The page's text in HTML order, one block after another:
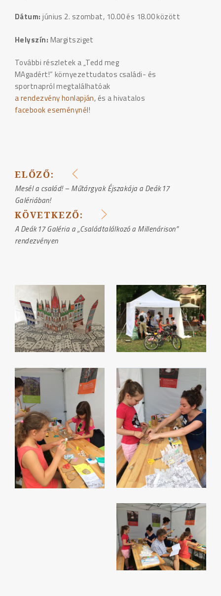
Dátum:június 2. szombat, 10.00 és 18.00 között
Helyszín: Margitsziget
További részletek a „Tedd meg
MAgadért!” környezettudatos családi- és
sportnapról megtalálhatóak
a rendezvény honlapján, és a hivatalos
facebook eseménynél!
BEJEGYZÉS
NAVIGÁCIÓ
ELŐZŐ:
Mesél a család! – Műtárgyak Éjszakája a Deák17
Galériában!
KÖVETKEZŐ:
A Deák17 Galéria a „Családtalálkozó a Millenárison”
rendezvényen